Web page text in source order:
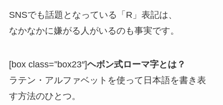
SNSでも話題となっている「R」表記は、
なかなかに嫌がる人がいるのも事実です。
[box class=”box23″]ヘボン式ローマ字とは？
ラテン・アルファベットを使って日本語を書き表
す方法のひとつ。